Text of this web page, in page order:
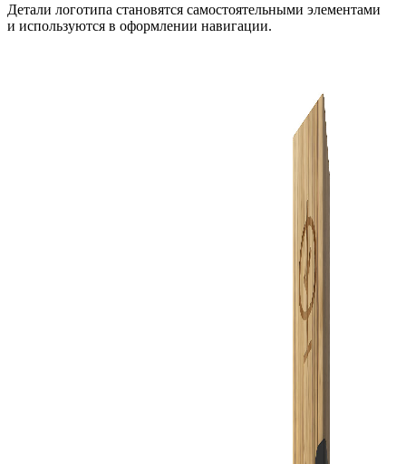
Детали логотипа становятся самостоятельными элементами
и используются в оформлении навигации.